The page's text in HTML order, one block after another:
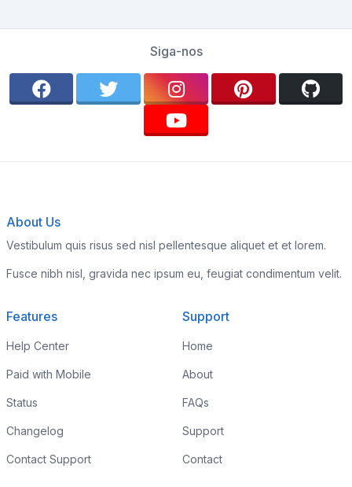
Siga-nos
About Us
Vestibulum quis risus sed nisl pellentesque aliquet et et lorem.
Fusce nibh nisl, gravida nec ipsum eu, feugiat condimentum velit.
Features
Help Center
Paid with Mobile
Status
Changelog
Contact Support
Support
Home
About
FAQs
Support
Contact